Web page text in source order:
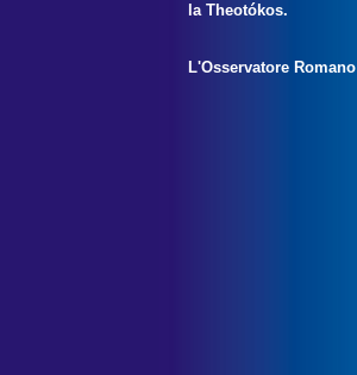
la Theotókos.
L'Osservatore Romano